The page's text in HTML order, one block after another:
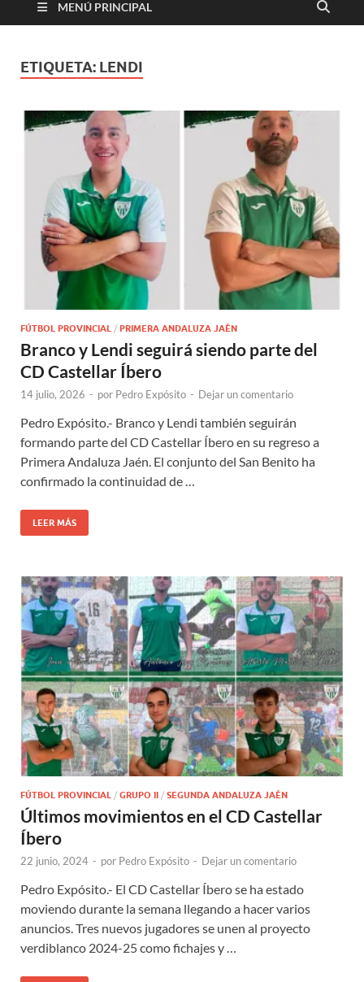
MENÚ PRINCIPAL
ETIQUETA: LENDI
FÚTBOL PROVINCIAL / PRIMERA ANDALUZA JAÉN
Branco y Lendi seguirá siendo parte del
CD Castellar Íbero
14 julio, 2026 - por Pedro Expósito - Dejar un comentario
Pedro Expósito.- Branco y Lendi también seguirán
formando parte del CD Castellar Íbero en su regreso a
Primera Andaluza Jaén. El conjunto del San Benito ha
confirmado la continuidad de …
LEER MÁS
FÚTBOL PROVINCIAL / GRUPO II / SEGUNDA ANDALUZA JAÉN
Últimos movimientos en el CD Castellar
Íbero
22 junio, 2024 - por Pedro Expósito - Dejar un comentario
Pedro Expósito.- El CD Castellar Íbero se ha estado
moviendo durante la semana llegando a hacer varios
anuncios. Tres nuevos jugadores se unen al proyecto
verdiblanco 2024-25 como fichajes y …